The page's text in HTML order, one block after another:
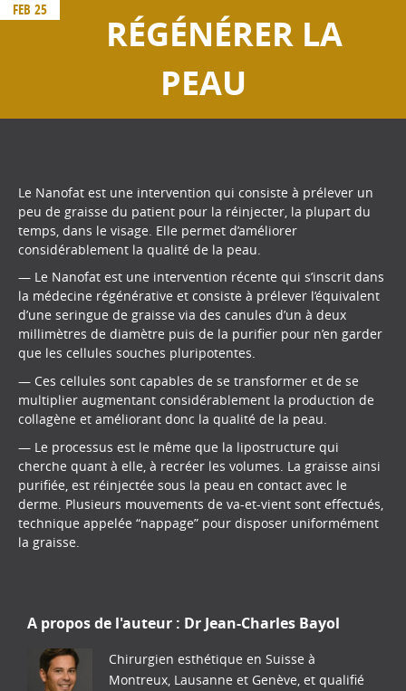
FEB 25
RÉGÉNÉRER LA
PEAU
Le Nanofat est une intervention qui consiste à prélever un
peu de graisse du patient pour la réinjecter, la plupart du
temps, dans le visage. Elle permet d’améliorer
considérablement la qualité de la peau.
— Le Nanofat est une intervention récente qui s’inscrit dans
la médecine régénérative et consiste à prélever l’équivalent
d’une seringue de graisse via des canules d’un à deux
millimètres de diamètre puis de la purifier pour n’en garder
que les cellules souches pluripotentes.
— Ces cellules sont capables de se transformer et de se
multiplier augmentant considérablement la production de
collagène et améliorant donc la qualité de la peau.
— Le processus est le même que la lipostructure qui
cherche quant à elle, à recréer les volumes. La graisse ainsi
purifiée, est réinjectée sous la peau en contact avec le
derme. Plusieurs mouvements de va-et-vient sont effectués,
technique appelée “nappage” pour disposer uniformément
la graisse.
A propos de l'auteur : Dr Jean-Charles Bayol
Chirurgien esthétique en Suisse à
Montreux, Lausanne et Genève, et qualifié